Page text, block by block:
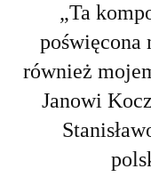
„Ta
poświęcona
również
Janowi